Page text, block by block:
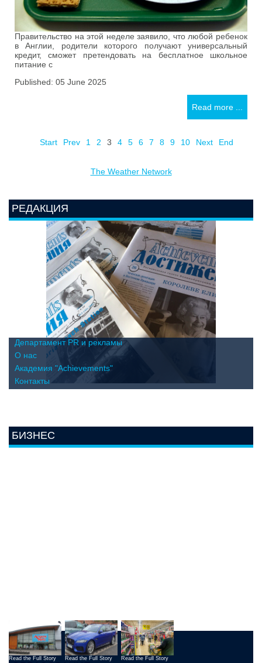
Правительство на этой неделе заявило, что любой ребенок
в Англии, родители которого получают универсальный
кредит, сможет претендовать на бесплатное школьное
питание с
Published: 05 June 2025
Read more ...
Start Prev 1 2 3 4 5 6 7 8 9 10 Next End
The Weather Network
РЕДАКЦИЯ
Департамент PR и рекламы
О нас
Академия "Achievements"
Контакты
БИЗНЕС
Read the Full Story Read the Full Story Read the Full Story